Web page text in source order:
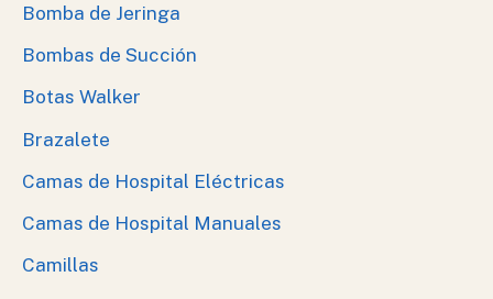
Bomba de Jeringa
Bombas de Succión
Botas Walker
Brazalete
Camas de Hospital Eléctricas
Camas de Hospital Manuales
Camillas